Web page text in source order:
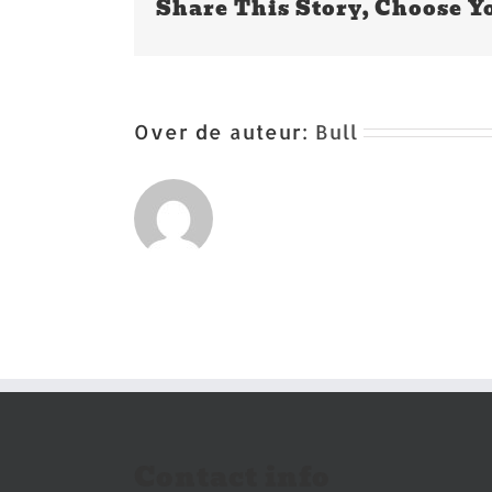
Share This Story, Choose
Over de auteur: Bull